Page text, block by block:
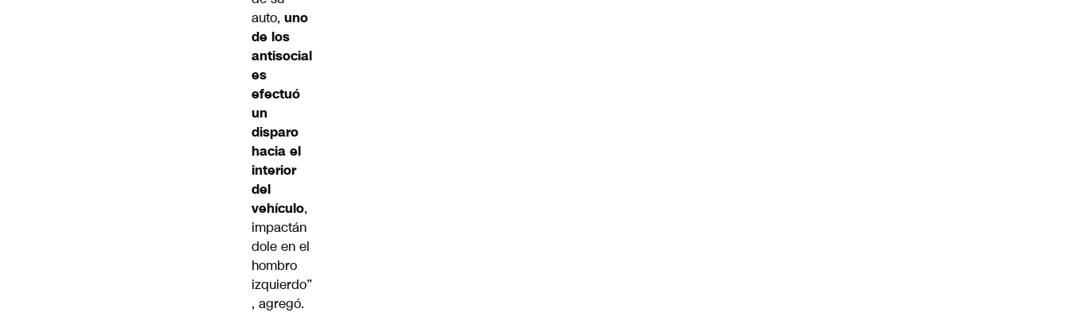
auto, uno
de los
antisocial
es
efectuó
un
disparo
hacia el
interior
del
vehículo,
impactán
dole en el
hombro
izquierdo”
, agregó.